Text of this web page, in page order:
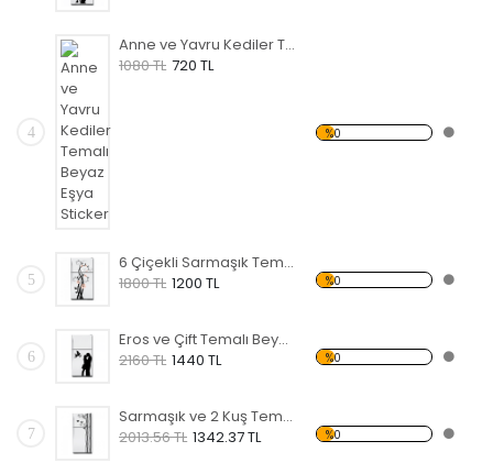
4
Anne ve Yavru Kediler Temalı Beyaz Eşya Sticker
1080 TL 720 TL
%0
5
6 Çiçekli Sarmaşık Temalı Beyaz Eşya Sticker
1800 TL 1200 TL %0
6
Eros ve Çift Temalı Beyaz Eşya Sticker
2160 TL 1440 TL %0
7
Sarmaşık ve 2 Kuş Temalı Beyaz Eşya Sticker
2013.56 TL 1342.37 TL %0